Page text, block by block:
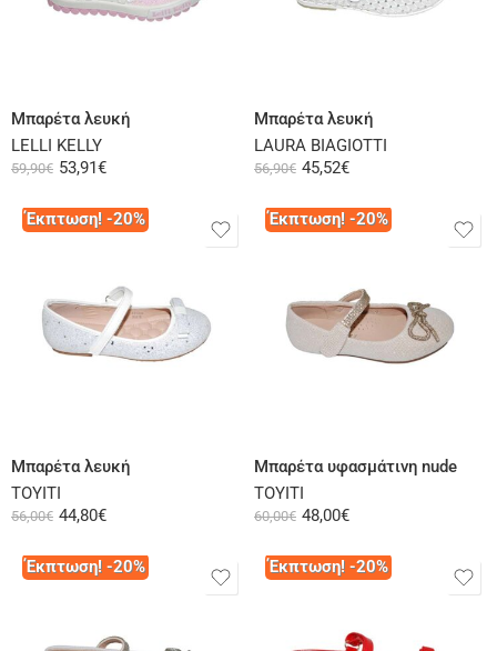
Μπαρέτα λευκή
LELLI KELLY
59,90€ 53,91€
Μπαρέτα λευκή
LAURA BIAGIOTTI
56,90€ 45,52€
Έκπτωση! -20%
Μπαρέτα λευκή
ΤΟΥΙΤΙ
56,00€ 44,80€
Έκπτωση! -20%
Μπαρέτα υφασμάτινη nude
ΤΟΥΙΤΙ
60,00€ 48,00€
Έκπτωση! -20% Έκπτωση! -20%